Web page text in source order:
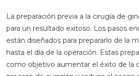
La preparación previa a la cirugía de
para un resultado exitoso. Los pasos
están diseñados para prepararlo de la
hasta el día de la operación. Estas
como objetivo aumentar el éxito de la